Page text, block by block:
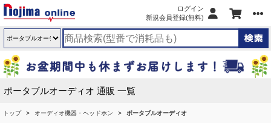
ログイン
新規会員登録(無料)
ポータブルオーディオ 通販 一覧
トップ オーディオ機器・ヘッドホン ポータブルオーディオ